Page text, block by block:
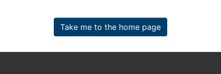
Take me to the home page